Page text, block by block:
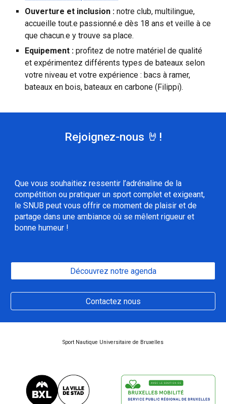
Ouverture et inclusion :notre club, multilingue,
accueille tout.e passionné.e dès 18 ans et veille à ce
que chacun.e y trouve sa place.
Equipement :profitez de notre matériel de qualité
et expérimentez différents types de bateaux selon
votre niveau et votre expérience : bacs à ramer,
bateaux en bois, bateaux en carbone (Filippi).
Rejoignez-nous 🤘 !
Que vous souhaitiez ressentir l’adrénaline de la
compétition ou pratiquer un sport complet et exigeant,
le SNUB peut vous offrir ce moment de plaisir et de
partage dans une ambiance où se mêlent rigueur et
bonne humeur !
Découvrez notre agenda
Contactez nous
Sport Nautique Universitaire de Bruxelles